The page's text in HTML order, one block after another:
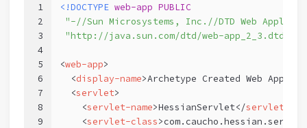
1
2
3
4
5
6
7
8
9
<!DOCTYPE web-app PUBLIC
"-//Sun Microsystems, Inc.//DTD Web
"http://java.sun.com/dtd/web-app_2_3.dtd"
<web-app>
<display-name>Archetype Created Web
<servlet>
<servlet-name>HessianServlet</servlet-
<servlet-class>